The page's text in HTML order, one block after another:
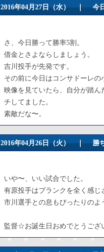
2016年04月27日（水） ｜今
さ、今日勝って勝率5割。
借金とさよならしましょう。
吉川投手が先発です。
その前に今日はコンサドーレの
映像を見ていたら、自分が踏
チしてました。
素敵だな〜。
2016年04月26日（火） ｜勝
いや〜、いい試合でした。
有原投手はブランクを全く感じ
市川選手との息もぴったりのよ
監督☆お誕生日おめでとうござ